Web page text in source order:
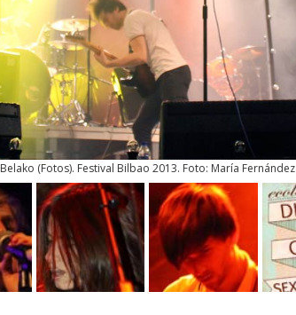
Belako (Fotos). Festival Bilbao 2013. Foto: María Fernández